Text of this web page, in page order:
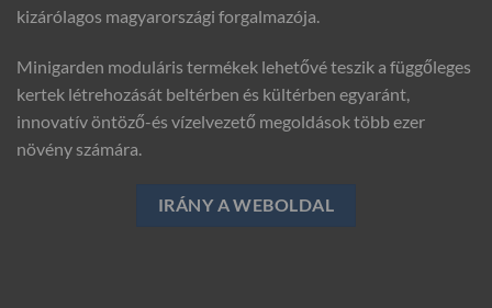
kizárólagos magyarországi forgalmazója.
Minigarden moduláris termékek lehetővé teszik a függőleges
kertek létrehozását beltérben és kültérben egyaránt,
innovatív öntöző-és vízelvezető megoldások több ezer
növény számára.
IRÁNY A WEBOLDAL